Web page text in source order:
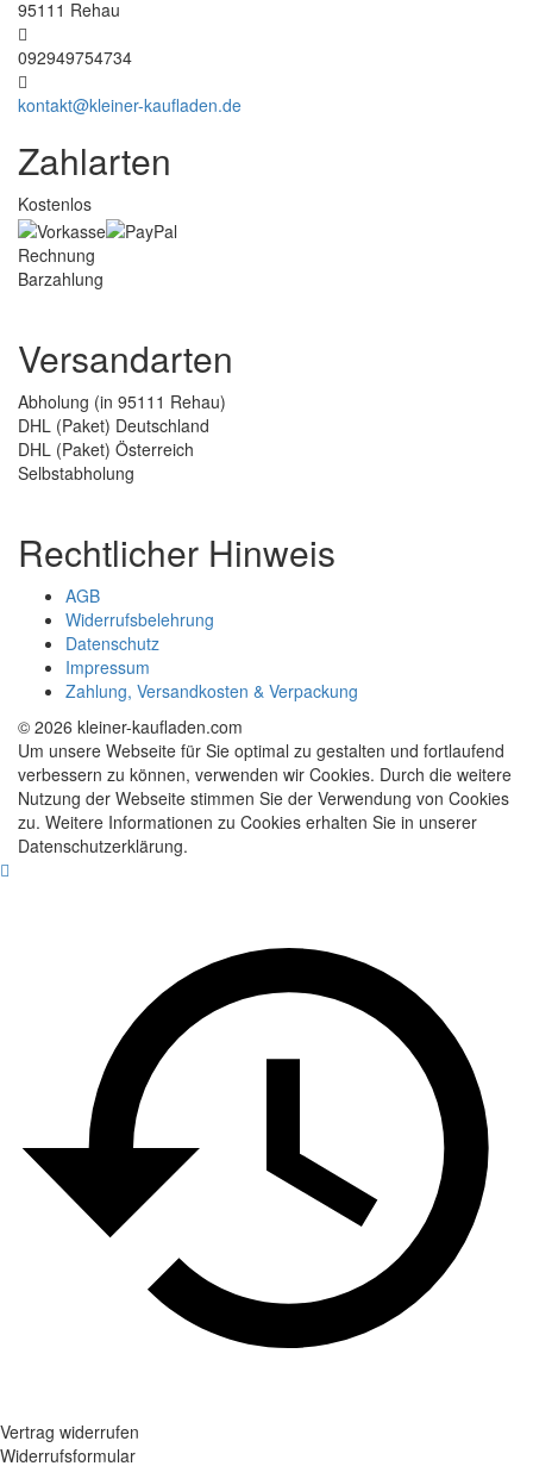
95111 Rehau
092949754734
kontakt@kleiner-kaufladen.de
Zahlarten
Kostenlos
Rechnung
Barzahlung
Versandarten
Abholung (in 95111 Rehau)
DHL (Paket) Deutschland
DHL (Paket) Österreich
Selbstabholung
Rechtlicher Hinweis
AGB
Widerrufsbelehrung
Datenschutz
Impressum
Zahlung, Versandkosten & Verpackung
© 2026 kleiner-kaufladen.com
Um unsere Webseite für Sie optimal zu gestalten und fortlaufend
verbessern zu können, verwenden wir Cookies. Durch die weitere
Nutzung der Webseite stimmen Sie der Verwendung von Cookies
zu. Weitere Informationen zu Cookies erhalten Sie in unserer
Datenschutzerklärung.
Vertrag widerrufen
Widerrufsformular